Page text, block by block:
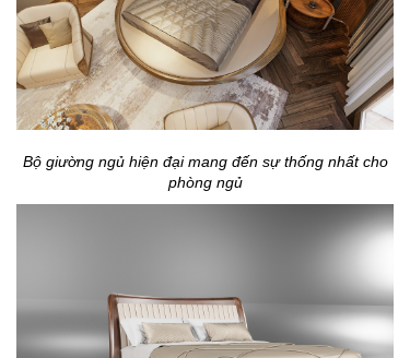
Bộ giường ngủ hiện đại mang đến sự thống nhất cho
phòng ngủ